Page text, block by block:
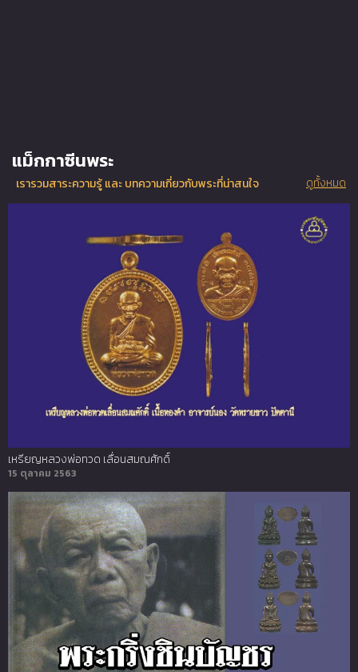
แม็กกาซีนพระ
เรารวมสาระความรู้ และ บทความเกี่ยวกับพระที่น่าสนใจ
เหรียญหลวงพ่อทวด เลื่อนสมณศักดิ์
15 ตุลาคม 2563
ดูทั้งหมด